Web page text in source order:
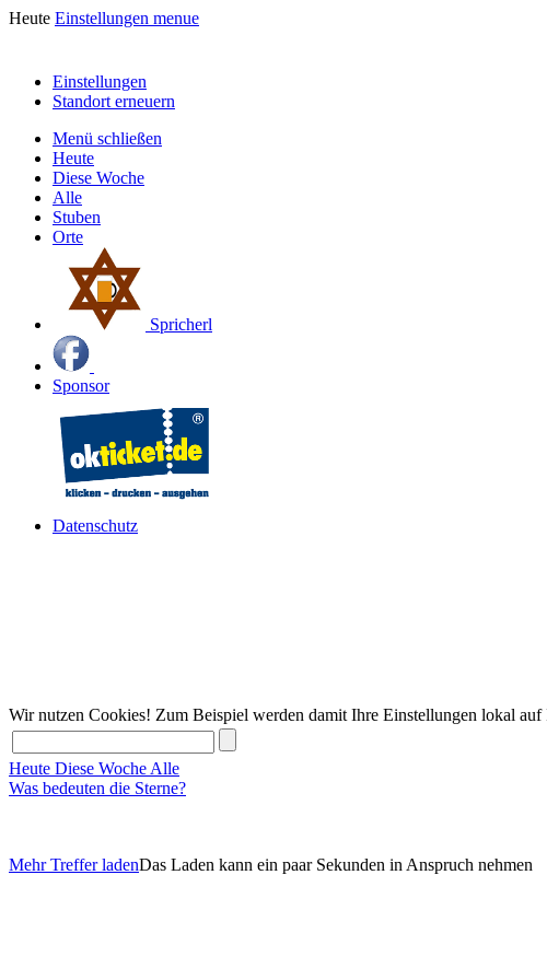
Heute Einstellungen menue
Einstellungen
Standort erneuern
Menü schließen
Heute
Diese Woche
Alle
Stuben
Orte
Spricherl
Sponsor
Datenschutz
Wir nutzen Cookies! Zum Beispiel werden damit Ihre Einstellungen lokal
Heute Diese Woche Alle
Was bedeuten die Sterne?
Mehr Treffer ladenDas Laden kann ein paar Sekunden in Anspruch nehmen